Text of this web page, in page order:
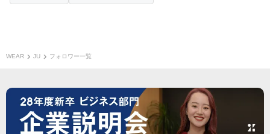
WEAR JU フォロワー一覧